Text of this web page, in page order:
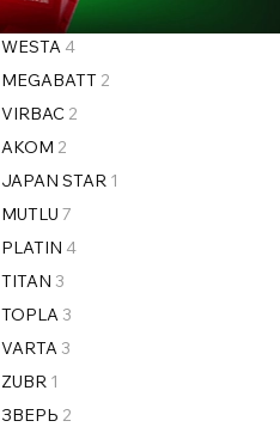
OEM4
WESTA 4
MEGABATT 2
VIRBAC 2
AKOM 2
JAPAN STAR 1
MUTLU 7
PLATIN 4
TITAN 3
TOPLA 3
VARTA 3
ZUBR 1
ЗВЕРЬ 2